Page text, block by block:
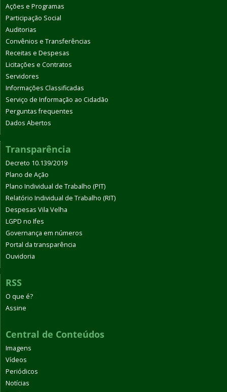
Ações e Programas
Participação Social
Auditorias
Convênios e Transferências
Receitas e Despesas
Licitações e Contratos
Servidores
Informações Classificadas
Serviço de Informação ao Cidadão
Perguntas frequentes
Dados Abertos
Transparência
Decreto 10.139/2019
Plano de Ação
Plano Individual de Trabalho (PIT)
Relatório Individual de Trabalho (RIT)
Despesas Vila Velha
LGPD no Ifes
Governança em números
Portal da transparência
Ouvidoria
RSS
O que é?
Assine
Central de Conteúdos
Imagens
Vídeos
Periódicos
Notícias